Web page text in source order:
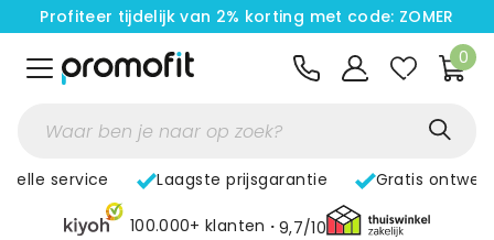
Profiteer tijdelijk van 2% korting met code: ZOMER
0
service Laagste prijsgarantie Gratis
100.000+ klanten 9,7/10